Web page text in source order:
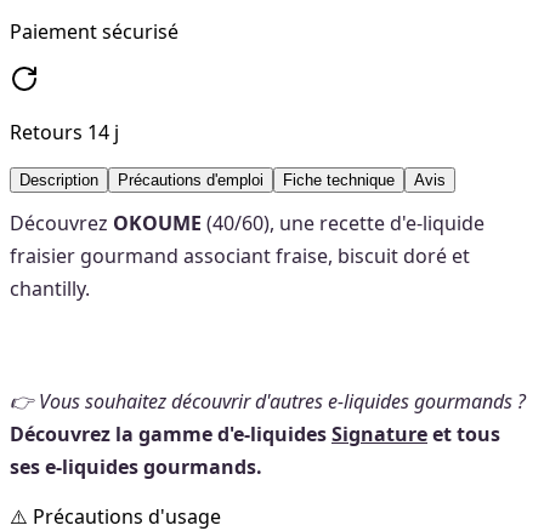
Paiement sécurisé
Retours 14 j
Description Précautions d'emploi Fiche technique Avis
Découvrez OKOUME (40/60), une recette d'e-liquide
fraisier gourmand associant fraise, biscuit doré et
chantilly.
👉 Vous souhaitez découvrir d'autres e-liquides gourmands ?
Découvrez la gamme d'e-liquidesSignatureet tous
ses e-liquides gourmands.
⚠️ Précautions d'usage